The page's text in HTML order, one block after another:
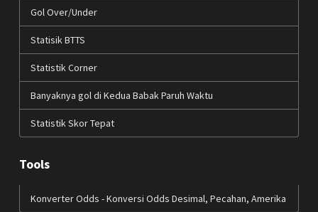
Gol Over/Under
Statisik BTTS
Statistik Corner
Banyaknya gol di Kedua Babak Paruh Waktu
Statistik Skor Tepat
Tools
Konverter Odds - Konversi Odds Desimal, Pecahan, Amerika